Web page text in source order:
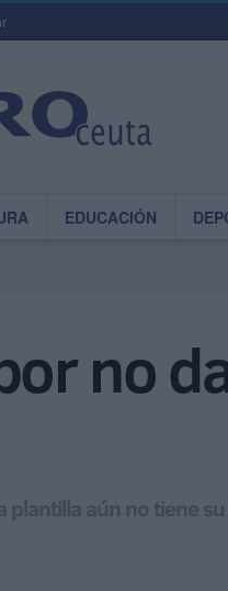
EDUCACIÓN
no
aún no tiene